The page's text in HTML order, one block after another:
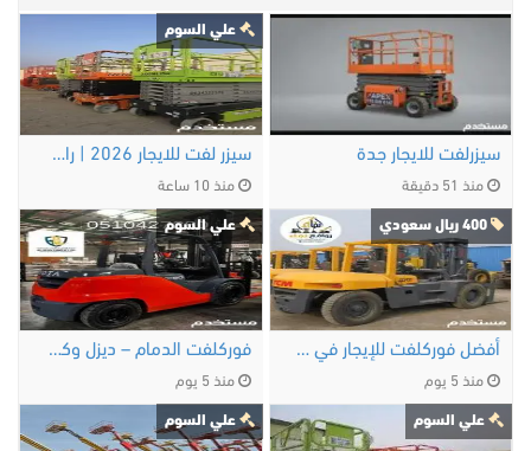
سيزرلفت للايجار جدة
منذ 51 دقيقة
علي السوم
سيزر لفت للايجار 2026 | رافعة مقصيةتاجير سيزر …
منذ 10 ساعة
أفضل فوركلفت للإيجار في الدمام | ديزل، …
منذ 5 يوم
علي السوم
فوركلفت الدمام – ديزل وكهرباء وغاز LPG
منذ 5 يوم
علي السوم علي السوم